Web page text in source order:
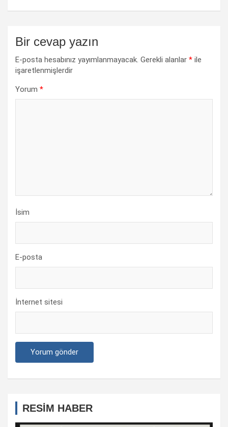
Bir cevap yazın
E-posta hesabınız yayımlanmayacak. Gerekli alanlar * ile
işaretlenmişlerdir
Yorum *
İsim
E-posta
İnternet sitesi
RESİM HABER